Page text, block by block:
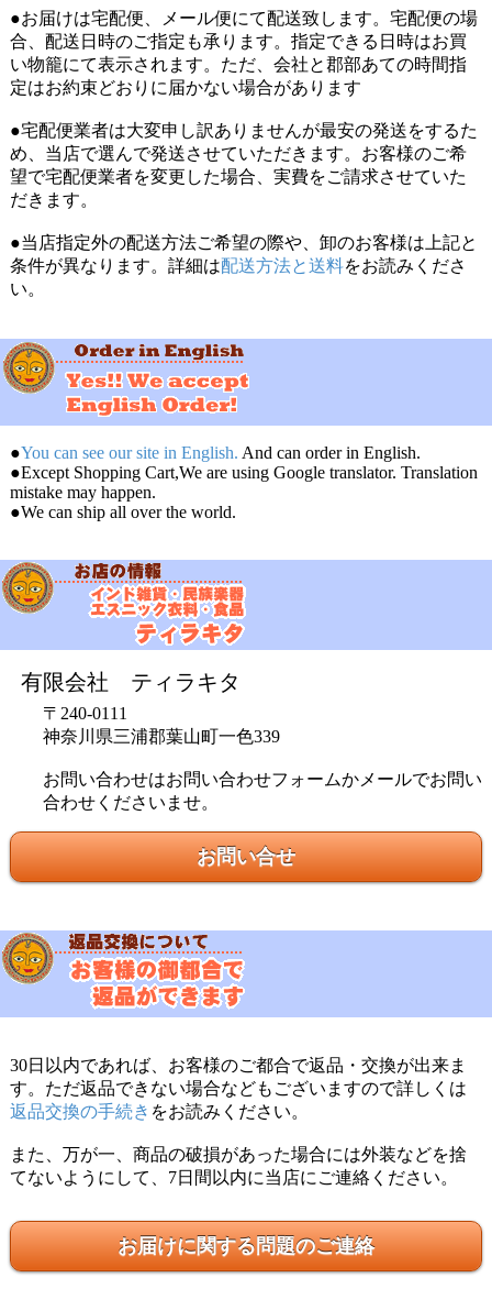
●お届けは宅配便、メール便にて配送致します。宅配便の場
合、配送日時のご指定も承ります。指定できる日時はお買
い物籠にて表示されます。ただ、会社と郡部あての時間指
定はお約束どおりに届かない場合があります
●宅配便業者は大変申し訳ありませんが最安の発送をするた
め、当店で選んで発送させていただきます。お客様のご希
望で宅配便業者を変更した場合、実費をご請求させていた
だきます。
●当店指定外の配送方法ご希望の際や、卸のお客様は上記と
条件が異なります。詳細は配送方法と送料をお読みくださ
い。
●You can see our site in English. And can order in English.
●Except Shopping Cart,We are using Google translator. Translation
mistake may happen.
●We can ship all over the world.
有限会社 ティラキタ
〒240-0111
神奈川県三浦郡葉山町一色339
お問い合わせはお問い合わせフォームかメールでお問い
合わせくださいませ。
お問い合せ
30日以内であれば、お客様のご都合で返品・交換が出来ま
す。ただ返品できない場合などもございますので詳しくは
返品交換の手続き をお読みください。
また、万が一、商品の破損があった場合には外装などを捨
てないようにして、7日間以内に当店にご連絡ください。
お届けに関する問題のご連絡